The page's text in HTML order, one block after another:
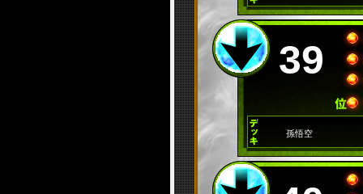
39
孫悟空